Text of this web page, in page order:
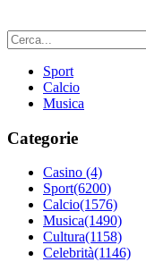
Sport
Calcio
Musica
Categorie
Casino (4)
Sport(6200)
Calcio(1576)
Musica(1490)
Cultura(1158)
Celebrità(1146)